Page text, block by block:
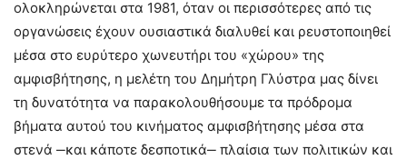
ολοκληρώνεται στα 1981, όταν οι περισσότερες από τις
οργανώσεις έχουν ουσιαστικά διαλυθεί και ρευστοποιηθεί
μέσα στο ευρύτερο χωνευτήρι του «χώρου» της
αμφισβήτησης, η μελέτη του Δημήτρη Γλύστρα μας δίνει
τη δυνατότητα να παρακολουθήσουμε τα πρόδρομα
βήματα αυτού του κινήματος αμφισβήτησης μέσα στα
στενά ‒και κάποτε δεσποτικά‒ πλαίσια των πολιτικών και